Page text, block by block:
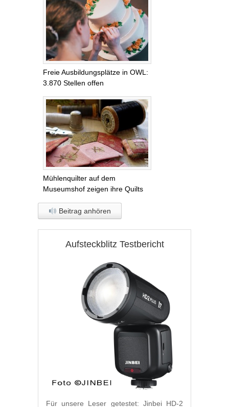
Freie Ausbildungsplätze in OWL:
3.870 Stellen offen
Mühlenquilter auf dem
Museumshof zeigen ihre Quilts
Beitrag anhören
Aufsteckblitz Testbericht
Für unsere Leser getestet: Jinbei HD-2